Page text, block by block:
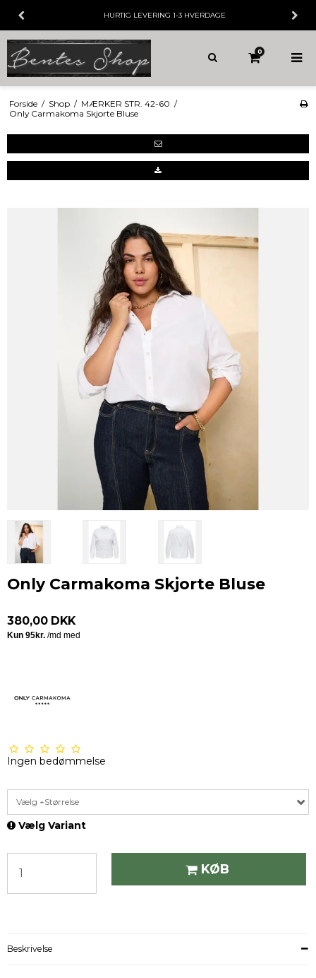
HURTIG LEVERING 1-3 HVERDAGE
0
Forside / Shop / MÆRKER STR. 42-60 /
Only Carmakoma Skjorte Bluse
Only Carmakoma Skjorte Bluse
380,00 DKK
Ingen bedømmelse
Vælg +Størrelse
Vælg Variant
KØB
Beskrivelse